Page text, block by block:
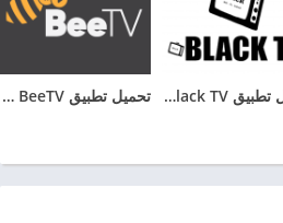
تحميل تطبيق Black TV للاندرويد مع كود تفعيل الجديد 2025 تحميل تطبيق BeeTV مهكر 2025 بدون اعلانات للأندرويد